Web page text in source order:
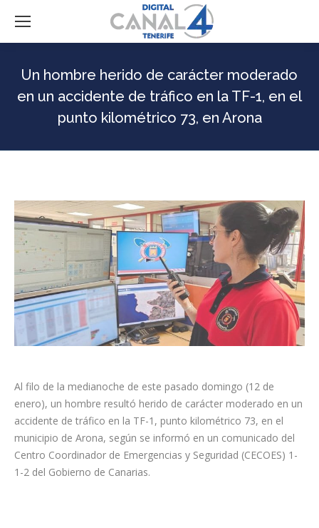
Un hombre herido de carácter moderado
en un accidente de tráfico en la TF-1, en el
punto kilométrico 73, en Arona
Al filo de la medianoche de este pasado domingo (12 de
enero), un hombre resultó herido de carácter moderado en un
accidente de tráfico en la TF-1, punto kilométrico 73, en el
municipio de Arona, según se informó en un comunicado del
Centro Coordinador de Emergencias y Seguridad (CECOES) 1-
1-2 del Gobierno de Canarias.